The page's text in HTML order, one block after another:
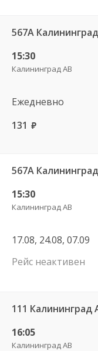
15:30
Калининград АВ
Ежедневно
131 руб.
15:30
Калининград АВ
17.08, 24.08, 07.09
Рейс неактивен
111
16:05
Калининград АВ